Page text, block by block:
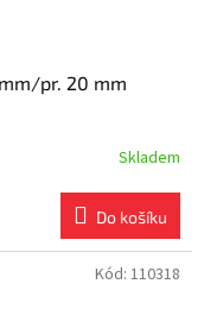
pr. 20 mm
Skladem
Do košíku
Kód: 110318